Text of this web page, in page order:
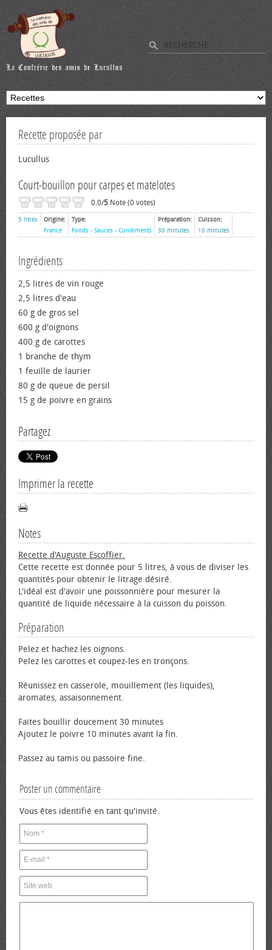
Recette proposée par
Lucullus
Court-bouillon pour carpes et matelotes
0.0/5 Note (0 votes)
5 litres
Origine:
France
Type:
Fonds - Sauces - Condiments
Préparation:
30 minutes
Cuisson:
10 minutes
Ingrédients
2,5 litres de vin rouge
2,5 litres d'eau
60 g de gros sel
600 g d'oignons
400 g de carottes
1 branche de thym
1 feuille de laurier
80 g de queue de persil
15 g de poivre en grains
Partagez
Imprimer la recette
Notes
Recette d'Auguste Escoffier.
Cette recette est donnée pour 5 litres, à vous de diviser les
quantités pour obtenir le litrage désiré.
L'idéal est d'avoir une poissonnière pour mesurer la
quantité de liquide nécessaire à la cuisson du poisson.
Préparation
Pelez et hachez les oignons.
Pelez les carottes et coupez-les en tronçons.
Réunissez en casserole, mouillement (les liquides),
aromates, assaisonnement.
Faites bouillir doucement 30 minutes
Ajoutez le poivre 10 minutes avant la fin.
Passez au tamis ou passoire fine.
Poster un commentaire
Vous êtes identifié en tant qu'invité.